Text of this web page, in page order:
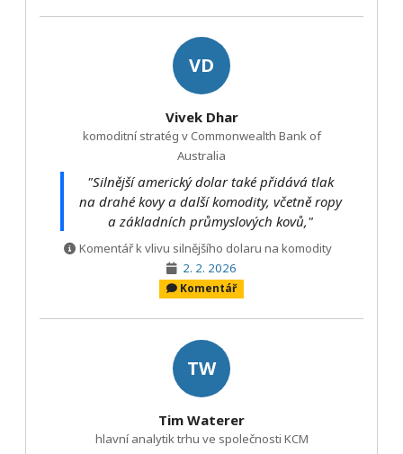
VD
Vivek Dhar
komoditní stratég v Commonwealth Bank of
Australia
"Silnější americký dolar také přidává tlak
na drahé kovy a další komodity, včetně ropy
a základních průmyslových kovů,"
Komentář k vlivu silnějšího dolaru na komodity
2. 2. 2026
Komentář
TW
Tim Waterer
hlavní analytik trhu ve společnosti KCM